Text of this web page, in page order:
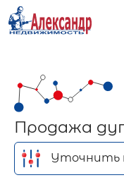
Продажа
Уточнить